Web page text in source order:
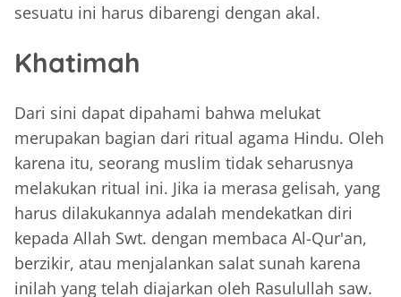
sesuatu ini harus dibarengi dengan akal.
Khatimah
Dari sini dapat dipahami bahwa melukat
merupakan bagian dari ritual agama Hindu. Oleh
karena itu, seorang muslim tidak seharusnya
melakukan ritual ini. Jika ia merasa gelisah, yang
harus dilakukannya adalah mendekatkan diri
kepada Allah Swt. dengan membaca Al-Qur'an,
berzikir, atau menjalankan salat sunah karena
inilah yang telah diajarkan oleh Rasulullah saw.